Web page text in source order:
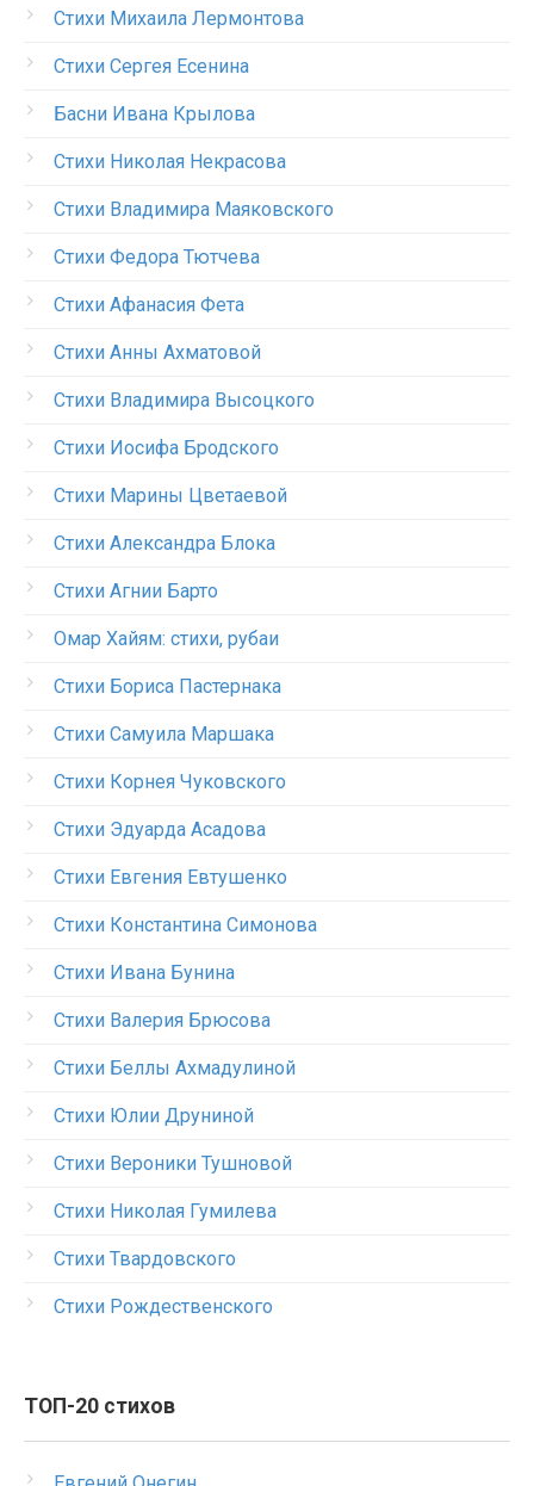
Стихи Михаила Лермонтова
Стихи Сергея Есенина
Басни Ивана Крылова
Стихи Николая Некрасова
Стихи Владимира Маяковского
Стихи Федора Тютчева
Стихи Афанасия Фета
Стихи Анны Ахматовой
Стихи Владимира Высоцкого
Стихи Иосифа Бродского
Стихи Марины Цветаевой
Стихи Александра Блока
Стихи Агнии Барто
Омар Хайям: стихи, рубаи
Стихи Бориса Пастернака
Стихи Самуила Маршака
Стихи Корнея Чуковского
Стихи Эдуарда Асадова
Стихи Евгения Евтушенко
Стихи Константина Симонова
Стихи Ивана Бунина
Стихи Валерия Брюсова
Стихи Беллы Ахмадулиной
Стихи Юлии Друниной
Стихи Вероники Тушновой
Стихи Николая Гумилева
Стихи Твардовского
Стихи Рождественского
ТОП-20 стихов